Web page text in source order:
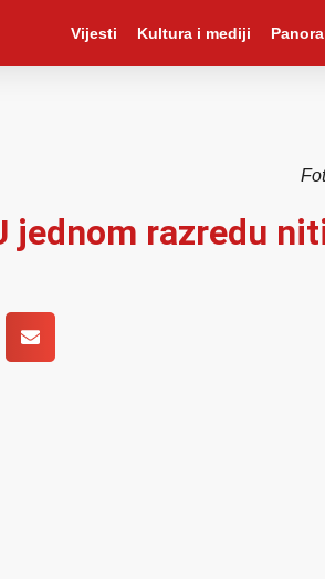
Vijesti Kultura i mediji
jednom razredu